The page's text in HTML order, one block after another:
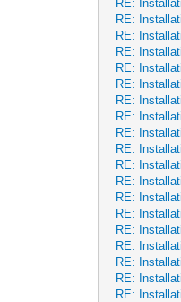
RE:
RE:
RE:
RE:
RE:
RE:
RE:
RE:
RE:
RE:
RE:
RE:
RE:
RE:
RE:
RE:
RE:
RE:
RE: